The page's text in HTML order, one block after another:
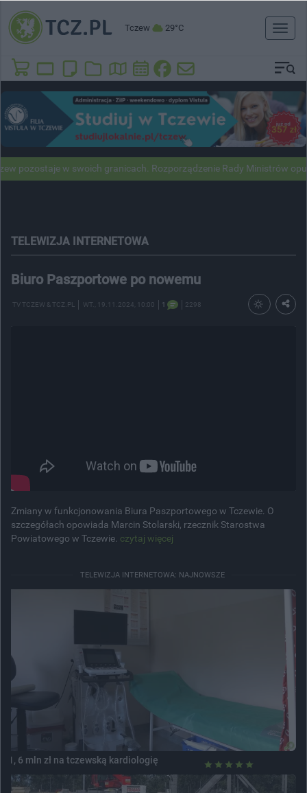
Tczew 29°C
Toggle
w swoich granicach. Rozporządzenie Rady Ministrów
TELEWIZJA INTERNETOWA
Biuro Paszportowe po nowemu
TV TCZEW & TCZ.PL WT. , 19.11.2024, 10:00 1 2298
Zmiany w funkcjonowania Biura Paszportowego w Tczewie. O
szczegółach opowiada Marcin Stolarski, rzecznik Starostwa
Powiatowego w Tczewie. czytaj więcej
TELEWIZJA INTERNETOWA: NAJNOWSZE
1, 6 mln zł na tczewską kardiologię